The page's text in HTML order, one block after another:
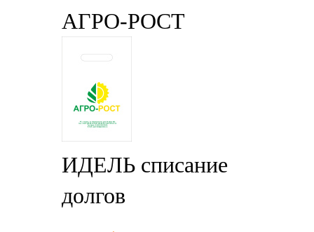
АГРО-РОСТ
ИДЕЛЬ списание
долгов